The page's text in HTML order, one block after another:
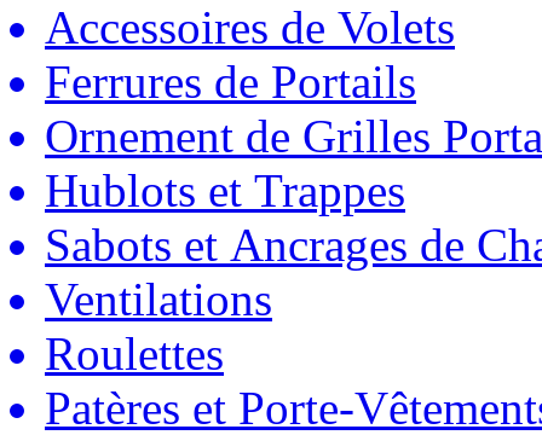
Accessoires de Volets
Ferrures de Portails
Ornement de Grilles
Hublots et Trappes
Sabots et Ancrages de
Ventilations
Roulettes
Patères et Porte-